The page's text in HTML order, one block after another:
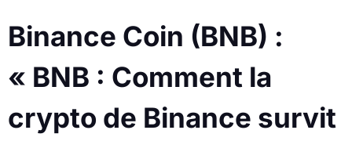
Binance Coin (BNB) :
« BNB : Comment la
crypto de Binance survit